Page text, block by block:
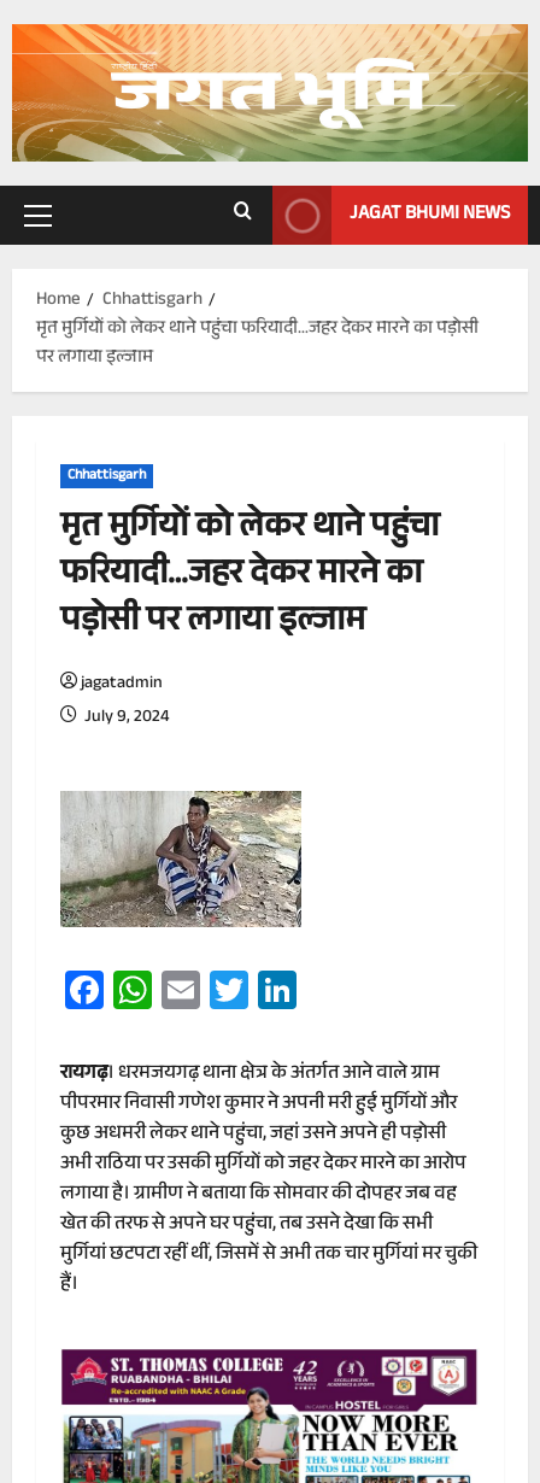
Primary
JAGAT BHUMI NEWS
Home
Chhattisgarh
मृत मुर्गियों को लेकर थाने पहुंचा फरियादी…जहर देकर मारने का पड़ोसी
पर लगाया इल्जाम
Chhattisgarh
मृत मुर्गियों को लेकर थाने पहुंचा
फरियादी…जहर देकर मारने का
पड़ोसी पर लगाया इल्जाम
jagatadmin
July 9, 2024
Facebook
WhatsApp
EmailTwitter
रायगढ़। धरमजयगढ़ थाना क्षेत्र के अंतर्गत आने वाले ग्राम
पीपरमार निवासी गणेश कुमार ने अपनी मरी हुई मुर्गियों और
कुछ अधमरी लेकर थाने पहुंचा, जहां उसने अपने ही पड़ोसी
अभी राठिया पर उसकी मुर्गियों को जहर देकर मारने का आरोप
लगाया है। ग्रामीण ने बताया कि सोमवार की दोपहर जब वह
खेत की तरफ से अपने घर पहुंचा, तब उसने देखा कि सभी
मुर्गियां छटपटा रहीं थीं, जिसमें से अभी तक चार मुर्गियां मर चुकी
हैं।